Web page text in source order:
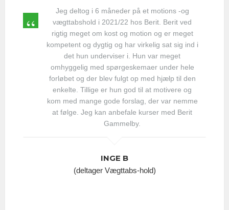
Jeg deltog i 6 måneder på et motions -og
vægttabshold i 2021/22 hos Berit. Berit ved
rigtig meget om kost og motion og er meget
kompetent og dygtig og har virkelig sat sig ind i
det hun underviser i. Hun var meget
omhyggelig med spørgeskemaer under hele
forløbet og der blev fulgt op med hjælp til den
enkelte. Tillige er hun god til at motivere og
kom med mange gode forslag, der var nemme
at følge. Jeg kan anbefale kurser med Berit
Gammelby.
INGE B
(deltager Vægttabs-hold)